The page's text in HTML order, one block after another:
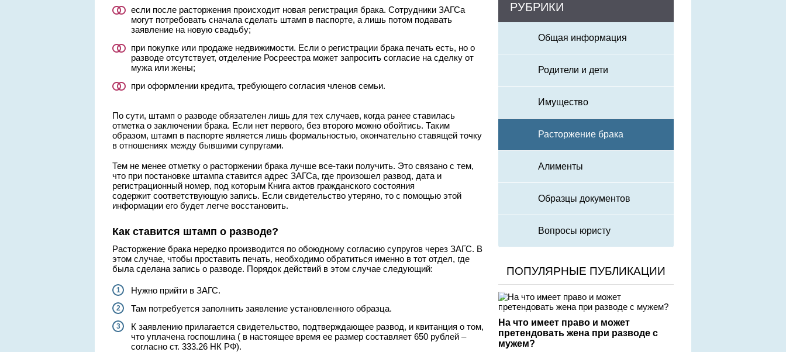
если после расторжения происходит новая регистрация брака. Сотрудники ЗАГСа
могут потребовать сначала сделать штамп в паспорте, а лишь потом подавать
заявление на новую свадьбу;
при покупке или продаже недвижимости. Если о регистрации брака печать есть, но о
разводе отсутствует, отделение Росреестра может запросить согласие на сделку от
мужа или жены;
при оформлении кредита, требующего согласия членов семьи.
По сути, штамп о разводе обязателен лишь для тех случаев, когда ранее ставилась
отметка о заключении брака. Если нет первого, без второго можно обойтись. Таким
образом, штамп в паспорте является лишь формальностью, окончательно ставящей точку
в отношениях между бывшими супругами.
Тем не менее отметку о расторжении брака лучше все-таки получить. Это связано с тем,
что при постановке штампа ставится адрес ЗАГСа, где произошел развод, дата и
регистрационный номер, под которым Книга актов гражданского состояния
содержит соответствующую запись. Если свидетельство утеряно, то с помощью этой
информации его будет легче восстановить.
Как ставится штамп о разводе?
Расторжение брака нередко производится по обоюдному согласию супругов через ЗАГС. В
этом случае, чтобы проставить печать, необходимо обратиться именно в тот отдел, где
была сделана запись о разводе. Порядок действий в этом случае следующий:
Нужно прийти в ЗАГС.
Там потребуется заполнить заявление установленного образца.
К заявлению прилагается свидетельство, подтверждающее развод, и квитанция о том,
что уплачена госпошлина ( в настоящее время ее размер составляет 650 рублей –
согласно ст. 333.26 НК РФ).
РУБРИКИ
Общая информация
Родители и дети
Имущество
Расторжение брака
Алименты
Образцы документов
Вопросы юристу
ПОПУЛЯРНЫЕ ПУБЛИКАЦИИ
На что имеет право и может
претендовать жена при разводе с
мужем?